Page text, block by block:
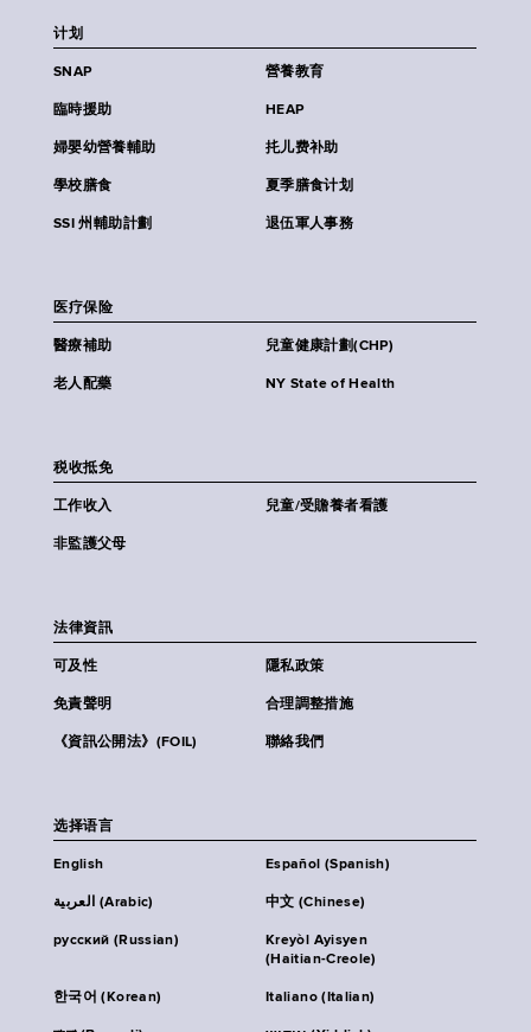
计划
SNAP 營養教育
臨時援助 HEAP
婦嬰幼營養輔助 扥儿费补助
學校膳食 夏季膳食计划
SSI 州輔助計劃 退伍軍人事務
医疗保险
醫療補助 兒童健康計劃(CHP)
老人配藥 NY State of Health
税收抵免
工作收入 兒童/受贍養者看護
非監護父母
法律資訊
可及性 隱私政策
免責聲明 合理調整措施
《資訊公開法》(FOIL) 聯絡我們
选择语言
English Español (Spanish)
العربية (Arabic) 中文 (Chinese)
русский (Russian)
Kreyòl Ayisyen
(Haitian-Creole)
한국어 (Korean) Italiano (Italian)